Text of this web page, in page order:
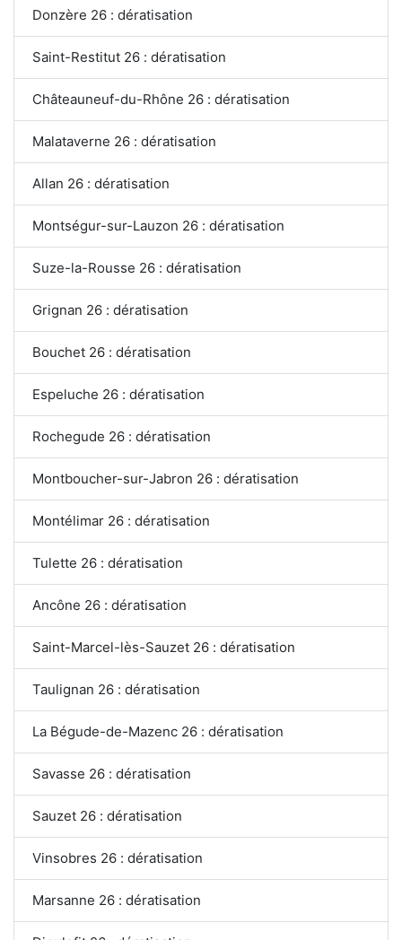
Donzère 26 : dératisation
Saint-Restitut 26 : dératisation
Châteauneuf-du-Rhône 26 : dératisation
Malataverne 26 : dératisation
Allan 26 : dératisation
Montségur-sur-Lauzon 26 : dératisation
Suze-la-Rousse 26 : dératisation
Grignan 26 : dératisation
Bouchet 26 : dératisation
Espeluche 26 : dératisation
Rochegude 26 : dératisation
Montboucher-sur-Jabron 26 : dératisation
Montélimar 26 : dératisation
Tulette 26 : dératisation
Ancône 26 : dératisation
Saint-Marcel-lès-Sauzet 26 : dératisation
Taulignan 26 : dératisation
La Bégude-de-Mazenc 26 : dératisation
Savasse 26 : dératisation
Sauzet 26 : dératisation
Vinsobres 26 : dératisation
Marsanne 26 : dératisation